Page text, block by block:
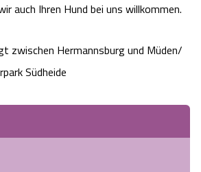
auch Ihren Hund bei uns willkommen.
zwischen Hermannsburg und Müden/
Südheide